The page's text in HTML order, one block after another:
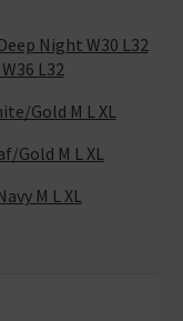
Night W30 L32
L32
Gold M L XL
Gold M L XL
M L XL